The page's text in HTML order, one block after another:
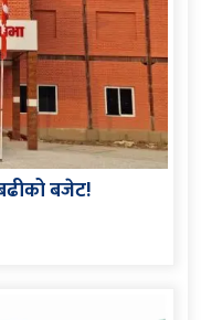
बजेट!